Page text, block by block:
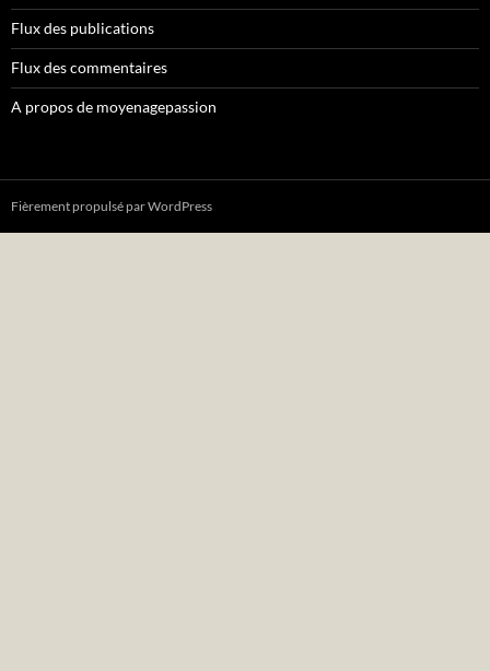
Flux des publications
Flux des commentaires
A propos de moyenagepassion
Fièrement propulsé par WordPress